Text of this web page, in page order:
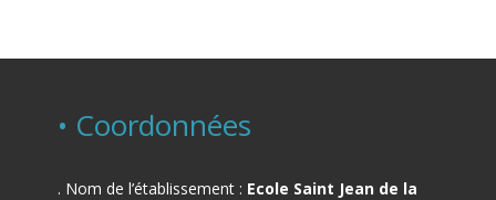
• Coordonnées
. Nom de l’établissement : Ecole Saint Jean de la